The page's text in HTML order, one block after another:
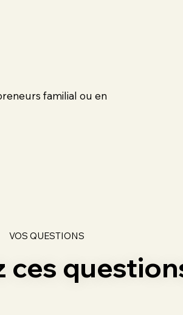
familial ou en
VOS QUESTIONS
ces